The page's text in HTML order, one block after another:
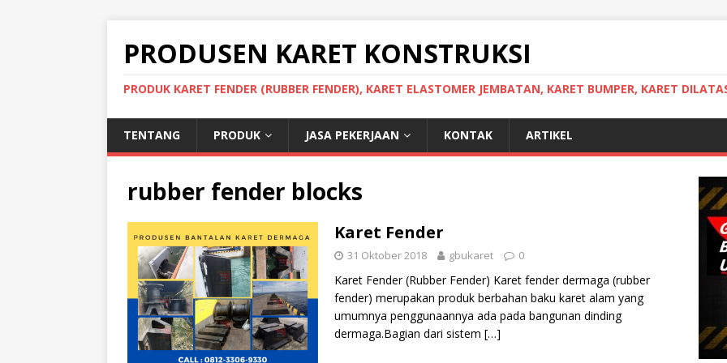
PRODUSEN KARET KONSTRUKSI
PRODUK KARET FENDER (RUBBER FENDER), KARET ELASTOMER JEMBATAN, KARET BUMPER, KARET
TENTANG PRODUK JASA PEKERJAAN KONTAK ARTIKEL
rubber fender blocks
Karet Fender
31 Oktober 2018 gbukaret 0
Karet Fender (Rubber Fender) Karet fender dermaga (rubber
fender) merupakan produk berbahan baku karet alam yang
umumnya penggunaannya ada pada bangunan dinding
dermaga.Bagian dari sistem […]